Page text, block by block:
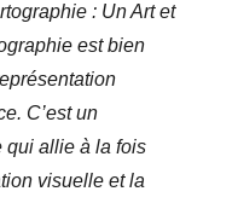
: Un Art et
est bien
C’est un
qui allie à la fois
visuelle et la